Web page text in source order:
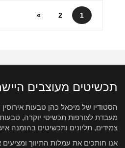
תכשיטים מעוצבים
הסטודיו של מיכאל כהן טבעות אירוסין
מעבדת לצורפות תכשיטי יוקרה, טבעות
צמידים, תליונים ותכשיטים בהזמנה
אנו חותכים את עמלות התיווך ומציעים